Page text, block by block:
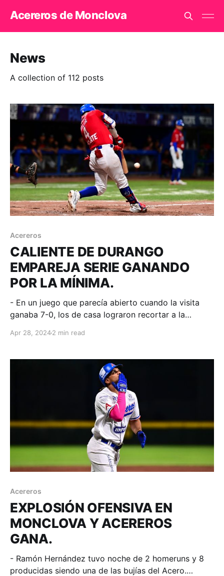
Acereros de Monclova
News
A collection of 112 posts
Acereros
CALIENTE DE DURANGO
EMPAREJA SERIE GANANDO
POR LA MÍNIMA.
- En un juego que parecía abierto cuando la visita
ganaba 7-0, los de casa lograron recortar a la
Coahuila; 27 de abril. Acereros - Comunicación.
primeros 5 chances ya ganaban 7-0, Acereros de
Apr 28, 20242 min read
Acereros
EXPLOSIÓN OFENSIVA EN
MONCLOVA Y ACEREROS
GANA.
- Ramón Hernández tuvo noche de 2 homeruns y 8
producidas siendo una de las bujías del Acero.